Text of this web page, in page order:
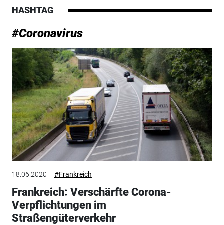
HASHTAG
#Coronavirus
18.06.2020 #Frankreich
Frankreich: Verschärfte Corona-
Verpflichtungen im
Straßengüterverkehr